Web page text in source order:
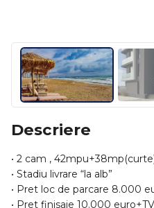
Descriere
• 2 cam ,
• Stadiu livrare “la alb”
• Pret loc de parcare 8.000
• Pret finisaje 10.000